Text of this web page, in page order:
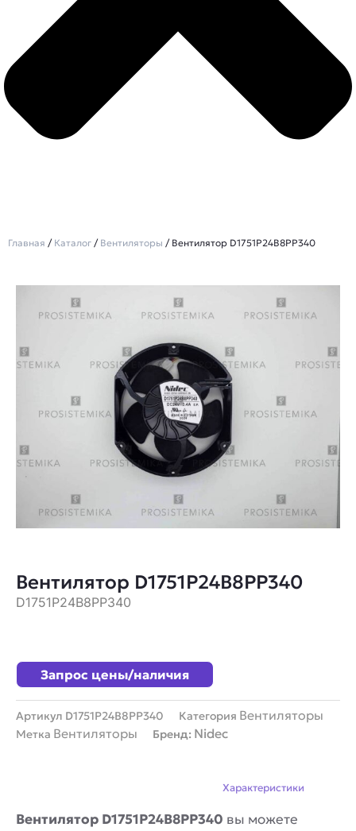
Главная / Каталог / Вентиляторы / Вентилятор D1751P24B8PP340
Вентилятор D1751P24B8PP340
D1751P24B8PP340
Запрос цены/наличия
Артикул D1751P24B8PP340 Категория Вентиляторы
Метка Вентиляторы Бренд: Nidec
Характеристики
Вентилятор D1751P24B8PP340 вы можете